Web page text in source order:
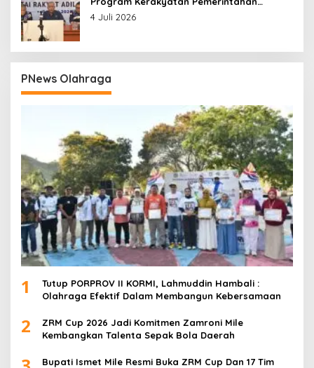
Prabowo
4 Juli 2026
PNews Olahraga
1
Tutup PORPROV II KORMI, Lahmuddin Hambali :
Olahraga Efektif Dalam Membangun Kebersamaan
2
ZRM Cup 2026 Jadi Komitmen Zamroni Mile
Kembangkan Talenta Sepak Bola Daerah
Bupati Ismet Mile Resmi Buka ZRM Cup Dan 17 Tim